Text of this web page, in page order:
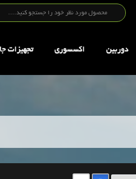
دوربین اکسسوری تجهيزات